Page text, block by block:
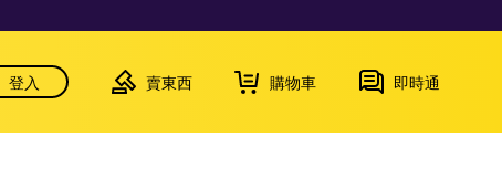
登入 賣東西 購物車 即時通